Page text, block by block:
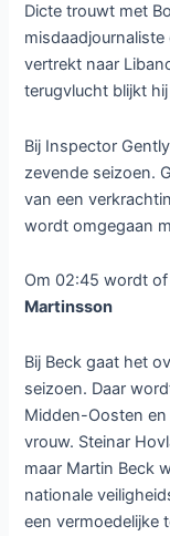
Dicte trouwt met
vertrekt naar
terugvlucht blijkt
Bij Inspector
zevende seizoen.
van een
wordt omgegaan
Om 02:45 wordt of
Martinsson
Bij Beck gaat het
seizoen. Daar
Midden-Oosten
vrouw. Steinar
maar Martin Beck
nationale
een vermoedelijke